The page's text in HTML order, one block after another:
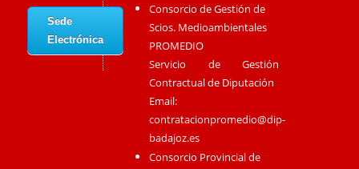
Sede
Electrónica
Consorcio de Gestión de
Scios. Medioambientales
PROMEDIO
Servicio de Gestión
Contractual de Diputación
Email:
contratacionpromedio@dip-
badajoz.es
Consorcio Provincial de